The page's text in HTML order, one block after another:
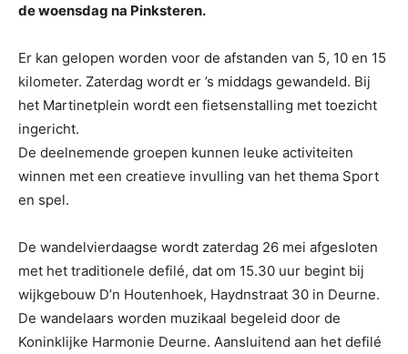
de woensdag na Pinksteren.
Er kan gelopen worden voor de afstanden van 5, 10 en 15
kilometer. Zaterdag wordt er ’s middags gewandeld. Bij
het Martinetplein wordt een fietsenstalling met toezicht
ingericht.
De deelnemende groepen kunnen leuke activiteiten
winnen met een creatieve invulling van het thema Sport
en spel.
De wandelvierdaagse wordt zaterdag 26 mei afgesloten
met het traditionele defilé, dat om 15.30 uur begint bij
wijkgebouw D’n Houtenhoek, Haydnstraat 30 in Deurne.
De wandelaars worden muzikaal begeleid door de
Koninklijke Harmonie Deurne. Aansluitend aan het defilé